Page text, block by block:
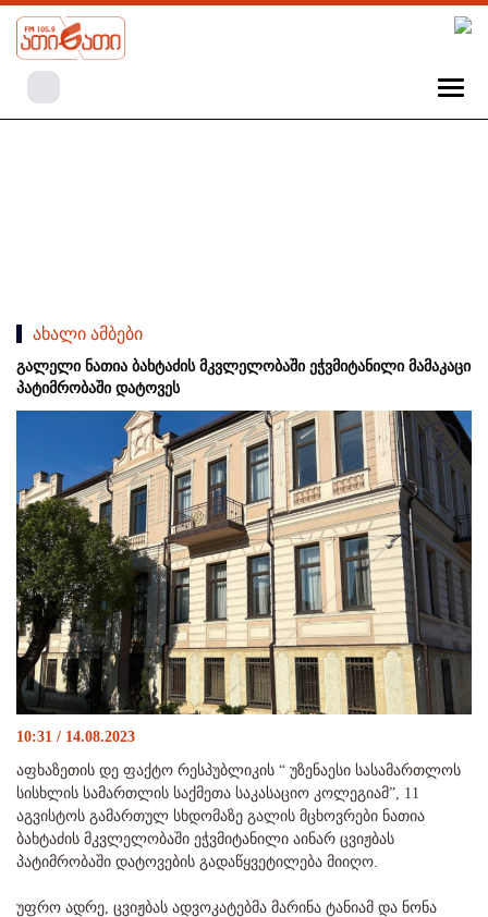
ახალი ამბები
გალელი ნათია ბახტაძის მკვლელობაში ეჭვმიტანილი მამაკაცი
პატიმრობაში დატოვეს
10:31 / 14.08.2023
აფხაზეთის დე ფაქტო რესპუბლიკის “ უზენაესი სასამართლოს
სისხლის სამართლის საქმეთა საკასაციო კოლეგიამ”, 11
აგვისტოს გამართულ სხდომაზე გალის მცხოვრები ნათია
ბახტაძის მკვლელობაში ეჭვმიტანილი აინარ ცვიჟბას
პატიმრობაში დატოვების გადაწყვეტილება მიიღო.
უფრო ადრე, ცვიჟბას ადვოკატებმა მარინა ტანიამ და ნონა